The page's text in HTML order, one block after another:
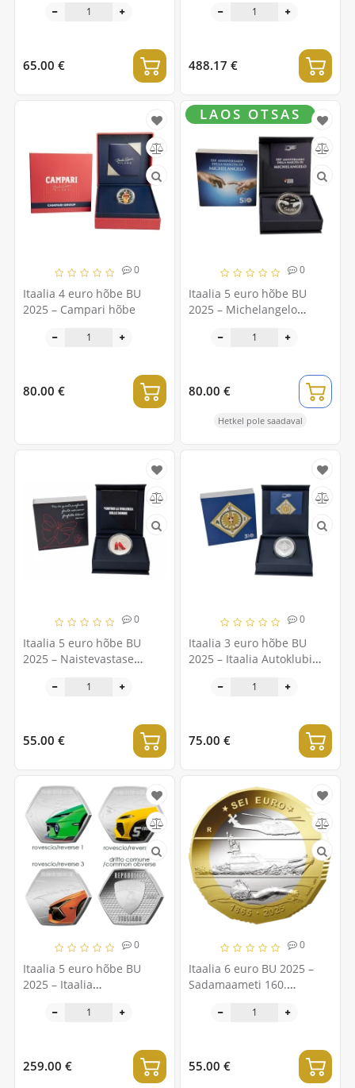
65.00 €
Fiumi – Rooma
488.17 €
0
Itaalia 4 euro hõbe BU
2025 – Campari hõbe
80.00 €
0
Itaalia 5 euro hõbe BU
2025 – Michelangelo
LAOS OTSAS
80.00 €
Hetkel pole saadaval
0
Itaalia 5 euro hõbe BU
2025 – Naistevastase
55.00 €
0
Itaalia 3 euro hõbe BU
2025 – Itaalia Autoklubi
aastapäev
75.00 €
0
Itaalia 5 euro hõbe BU
2025 – Itaalia
Lamborghini autod –
259.00 €
0
Itaalia 6 euro BU 2025 –
Sadamaameti 160.
55.00 €